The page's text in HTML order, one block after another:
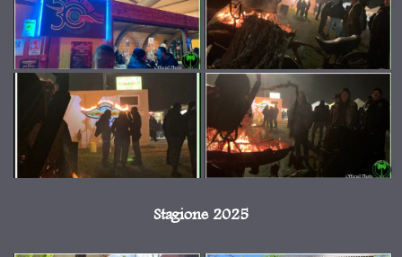
Stagione 2025